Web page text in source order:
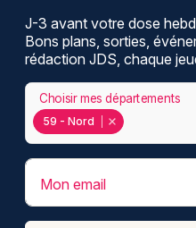
J-3 avant votre dose
Bons plans, sorties,
rédaction JDS, chaque
59 - Nord
Choisir mes départements
Mon email